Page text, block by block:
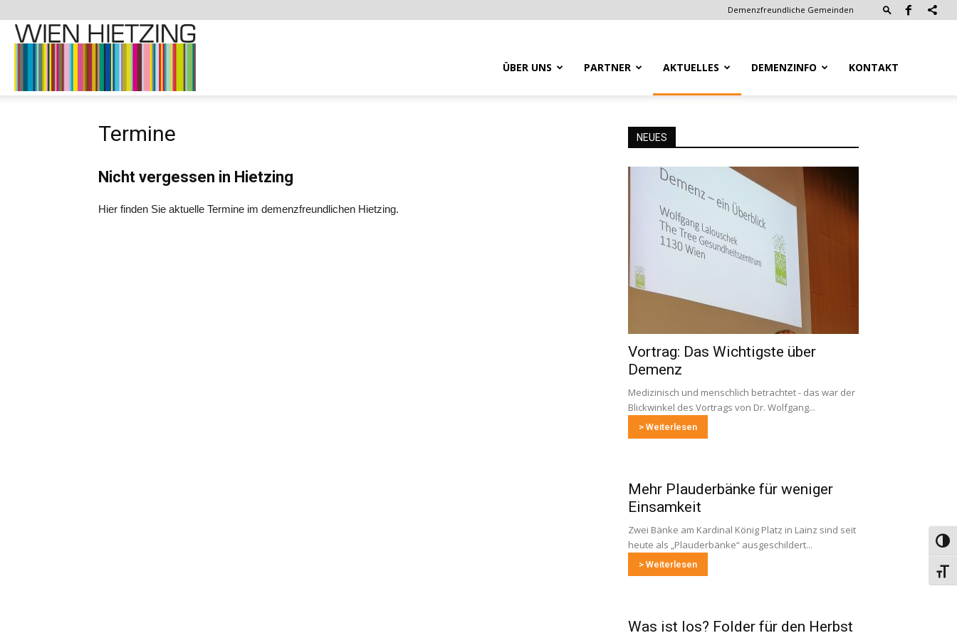
Demenzfreundliche Gemeinden
–
ÜBER UNS PARTNER AKTUELLES DEMENZINFO KONTAKT
Termine
Nicht vergessen in Hietzing
Hier finden Sie aktuelle Termine im demenzfreundlichen Hietzing.
NEUES
Vortrag: Das Wichtigste über
Demenz
Medizinisch und menschlich betrachtet - das war der
Blickwinkel des Vortrags von Dr. Wolfgang...
> Weiterlesen
Mehr Plauderbänke für weniger
Einsamkeit
Zwei Bänke am Kardinal König Platz in Lainz sind seit
heute als „Plauderbänke“ ausgeschildert...
> Weiterlesen
Was ist los? Folder für den Herbst